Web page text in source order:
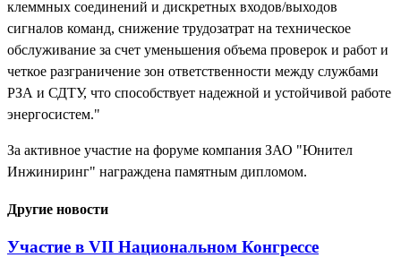
клеммных соединений и дискретных входов/выходов
сигналов команд, снижение трудозатрат на техническое
обслуживание за счет уменьшения объема проверок и работ и
четкое разграничение зон ответственности между службами
РЗА и СДТУ, что способствует надежной и устойчивой работе
энергосистем."
За активное участие на форуме компания ЗАО "Юнител
Инжиниринг" награждена памятным дипломом.
Другие новости
Участие в VII Национальном Конгрессе